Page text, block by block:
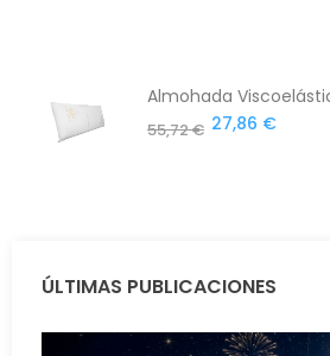
Almohada
55,72 € 27,86 €
ÚLTIMAS PUBLICACIONES